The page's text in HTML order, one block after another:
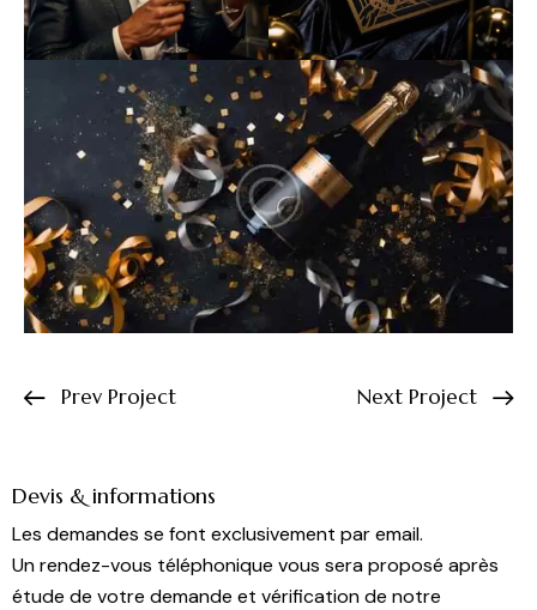
Prev Project Next Project
Devis & informations
Les demandes se font exclusivement par email.
Un rendez-vous téléphonique vous sera proposé après
étude de votre demande et vérification de notre